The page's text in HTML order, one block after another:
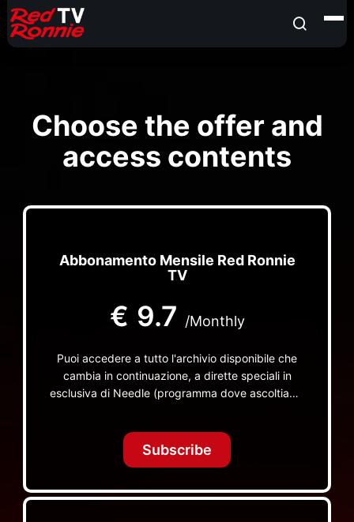
Choose the offer and
access contents
Abbonamento Mensile Red Ronnie
TV
€ 9.7 /Monthly
Puoi accedere a tutto l'archivio disponibile che
cambia in continuazione, a dirette speciali in
esclusiva di Needle (programma dove ascoltiamo
TV non visibili da nessuna altra parte
Subscribe